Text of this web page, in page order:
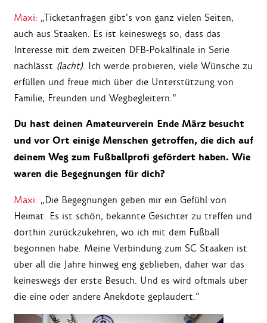
Maxi: „Ticketanfragen gibt’s von ganz vielen Seiten,
auch aus Staaken. Es ist keineswegs so, dass das
Interesse mit dem zweiten DFB-Pokalfinale in Serie
nachlässt (lacht). Ich werde probieren, viele Wünsche zu
erfüllen und freue mich über die Unterstützung von
Familie, Freunden und Wegbegleitern.“
Du hast deinen Amateurverein Ende März besucht
und vor Ort einige Menschen getroffen, die dich auf
deinem Weg zum Fußballprofi gefördert haben. Wie
waren die Begegnungen für dich?
Maxi: „Die Begegnungen geben mir ein Gefühl von
Heimat. Es ist schön, bekannte Gesichter zu treffen und
dorthin zurückzukehren, wo ich mit dem Fußball
begonnen habe. Meine Verbindung zum SC Staaken ist
über all die Jahre hinweg eng geblieben, daher war das
keineswegs der erste Besuch. Und es wird oftmals über
die eine oder andere Anekdote geplaudert.“